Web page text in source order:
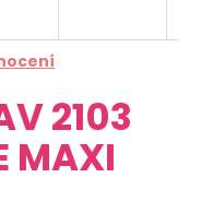
2103
MAXI